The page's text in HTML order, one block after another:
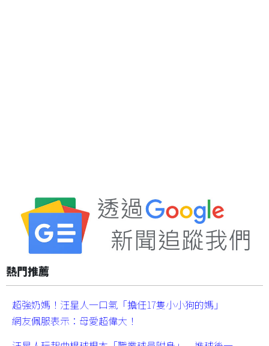
熱門推薦
超強奶媽！汪星人一口氣「擔任17隻小小狗的媽」
網友佩服表示：母愛超偉大！